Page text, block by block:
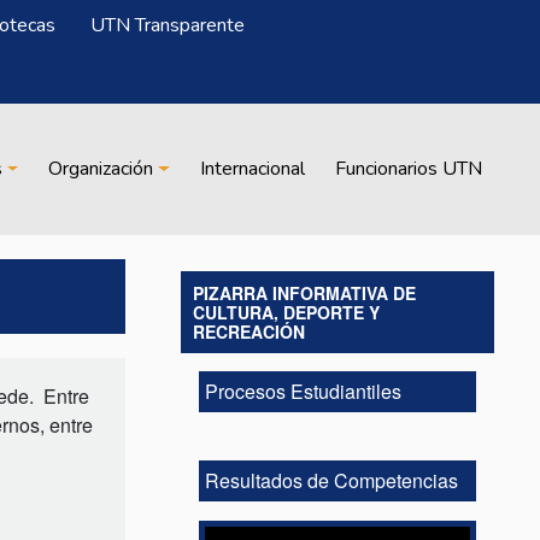
UTN Transparente
Organización Internacional Funcionarios UTN
Entre
entre
PIZARRA INFORMATIVA DE
CULTURA, DEPORTE Y
RECREACIÓN
Procesos Estudiantiles
Resultados de Competencias